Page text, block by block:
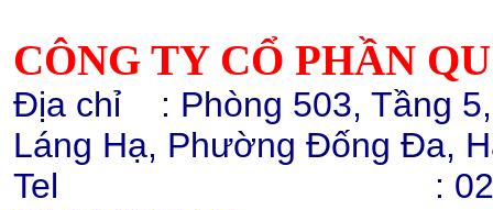
Chi tiết
CÔNG TY CỔ PHẦN
Địa chỉ
: Phòng 503, Tầng
Láng Hạ, Phường Đống Đa,
Tel :